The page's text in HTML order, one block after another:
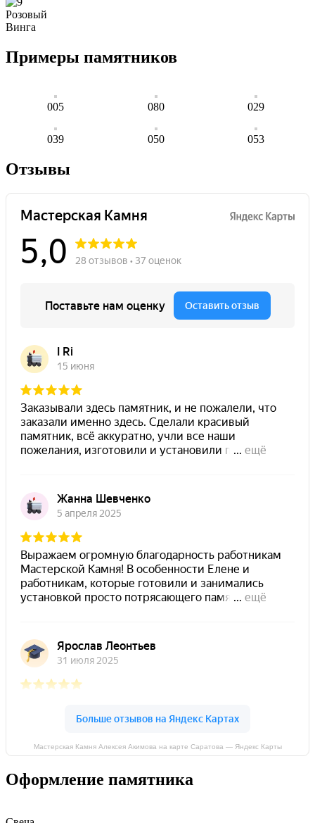
Розовый
Винга
Примеры памятников
005 080 029
039 050 053
Отзывы
Мастерская Камня Алексея Акимова на карте Саратова — Яндекс Карты
Оформление памятника